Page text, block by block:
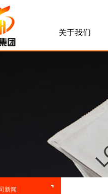
关于我们
新闻